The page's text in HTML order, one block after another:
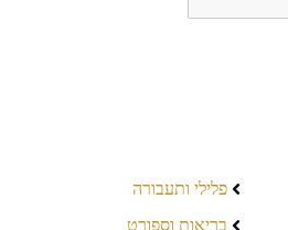
פלילי ותעבורה
בריאות וספורט